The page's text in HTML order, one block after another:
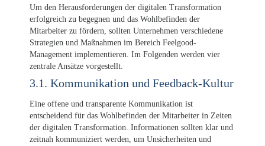
Um den Herausforderungen der digitalen Transformation
erfolgreich zu begegnen und das Wohlbefinden der
Mitarbeiter zu fördern, sollten Unternehmen verschiedene
Strategien und Maßnahmen im Bereich Feelgood-
Management implementieren. Im Folgenden werden vier
zentrale Ansätze vorgestellt.
3.1. Kommunikation und Feedback-Kultur
Eine offene und transparente Kommunikation ist
entscheidend für das Wohlbefinden der Mitarbeiter in Zeiten
der digitalen Transformation. Informationen sollten klar und
zeitnah kommuniziert werden, um Unsicherheiten und